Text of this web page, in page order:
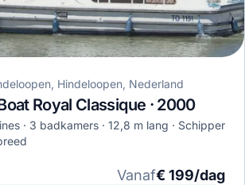
Hindeloopen, Nederland
Royal Classique · 2000
3 badkamers 12,8 m lang
Schipper
Vanaf€ 199/dag